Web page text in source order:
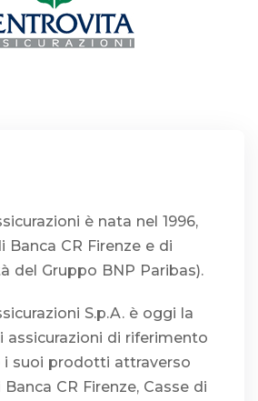
è nata nel 1996,
Banca CR Firenze e di
del Gruppo BNP Paribas).
S.p.A. è oggi la
assicurazioni di riferimento
i suoi prodotti attraverso
CR Firenze, Casse di